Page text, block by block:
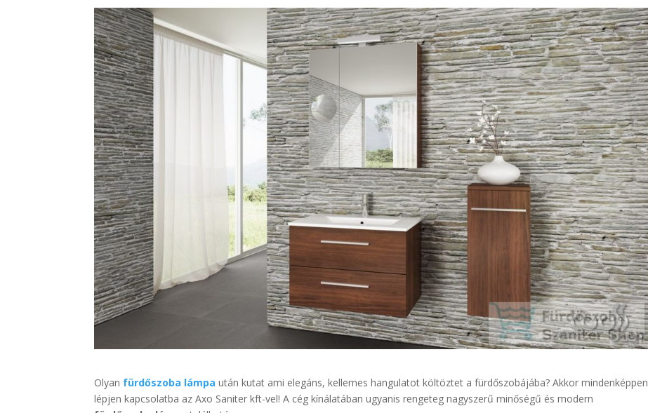
Olyan fürdőszoba lámpa után kutat ami elegáns, kellemes hangulatot költöztet a fürdőszobájába? Akkor mindenképpen
lépjen kapcsolatba az Axo Saniter kft-vel! A cég kínálatában ugyanis rengeteg nagyszerű minőségű és modern